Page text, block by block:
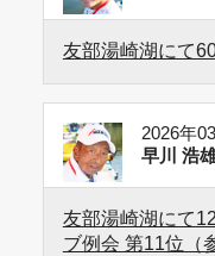
友部湯崎湖にて
2026年
早川 浩
友部湯崎湖にて
ブ例会 第11位（